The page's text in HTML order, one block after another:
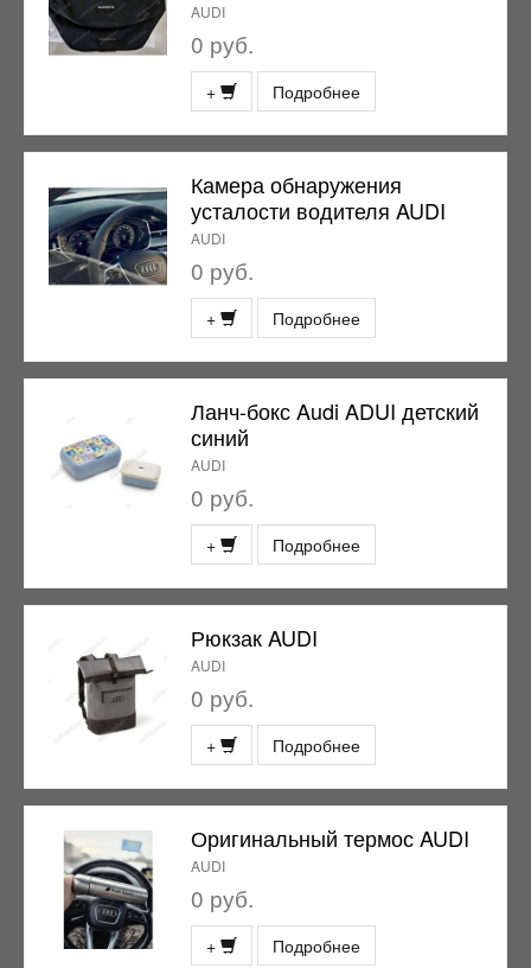
AUDI
0 руб.
+ Подробнее
Камера обнаружения
усталости водителя AUDI
AUDI
0 руб.
+ Подробнее
Ланч-бокс Audi ADUI детский
синий
AUDI
0 руб.
+ Подробнее
Рюкзак AUDI
AUDI
0 руб.
+ Подробнее
Оригинальный термос AUDI
AUDI
0 руб.
+ Подробнее